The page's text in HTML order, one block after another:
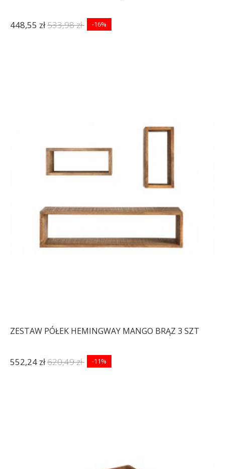
448,55 zł533,98 zł -16%
ZESTAW PÓŁEK HEMINGWAY MANGO BRĄZ 3 SZT
552,24 zł620,49 zł -11%